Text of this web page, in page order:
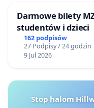
Darmowe bilety
studentów i dzieci
162 podpisów
27 Podpisy / 24 godzin
9 Jul 2026
Stop halom